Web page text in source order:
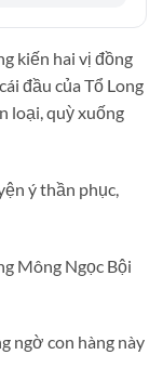
kiến hai vị đồng
đầu của Tổ Long
loại, quỳ xuống
ý thần phục,
Mông Ngọc Bội
ngờ con hàng này